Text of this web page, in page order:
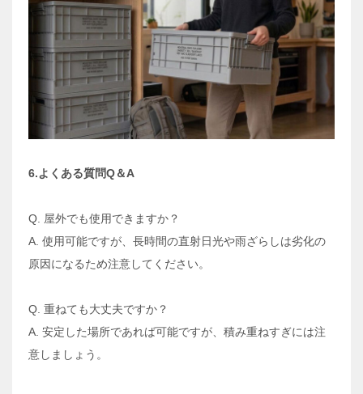
6.よくある質問Q＆A
Q. 屋外でも使用できますか？
A. 使用可能ですが、長時間の直射日光や雨ざらしは劣化の
原因になるため注意してください。
Q. 重ねても大丈夫ですか？
A. 安定した場所であれば可能ですが、積み重ねすぎには注
意しましょう。